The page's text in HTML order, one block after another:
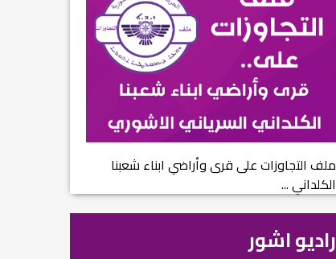
ملف التجاوزات على قرى وأراضي ابناء شعبنا
الكلداني ...
راديو اشور